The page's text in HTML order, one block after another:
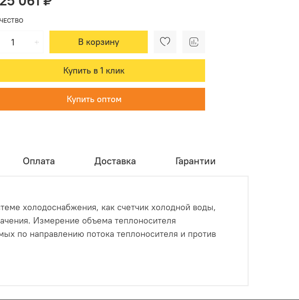
В корзину
Купить в 1 клик
Купить оптом
Оплата Доставка Гарантии
холодоснабжения, как счетчик холодной воды,
Измерение объема теплоносителя
по направлению потока теплоносителя и против